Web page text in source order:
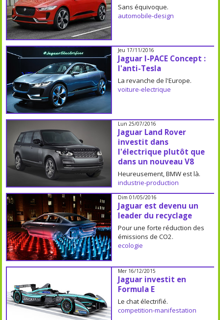
Sans équivoque.
automobile-design
Jeu 17/11/2016
Jaguar I-PACE Concept :
l'anti-Tesla
La revanche de l'Europe.
voiture-electrique
Lun 25/07/2016
Jaguar Land Rover
investit dans
l'électrique plutôt que
dans un nouveau V8
Heureusement, BMW est là.
industrie-production
Dim 01/05/2016
Jaguar est devenu un
leader du recyclage
Pour une forte réduction des
émissions de CO2.
ecologie
Mer 16/12/2015
Jaguar investit en
Formula E
Le chat électrifié.
competition-manifestation